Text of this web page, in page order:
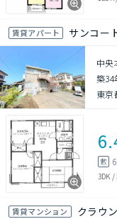
賃貸アパート サンコー
中央
築34
東京
敷
3DK /
賃貸マンション クラウ